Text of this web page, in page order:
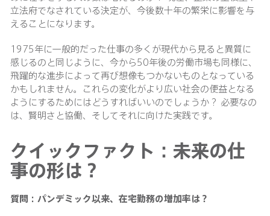
立法府でなされている決定が、今後数十年の繁栄に影響を与
えることになります。
1975年に一般的だった仕事の多くが現代から見ると異質に
感じるのと同じように、今から50年後の労働市場も同様に、
飛躍的な進歩によって再び想像もつかないものとなっている
かもしれません。これらの変化がより広い社会の便益となる
ようにするためにはどうすればいいのでしょうか？ 必要なの
は、賢明さと協働、そしてそれに向けた実践です。
クイックファクト：未来の仕
事の形は？
質問：パンデミック以来、在宅勤務の増加率は？